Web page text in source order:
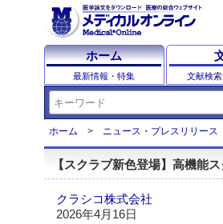
ホーム
最新情報・特集 文献検
ホーム ニュース・プレスリリース
【スクラブ新色登場】高機能
クラシコ株式会社
2026年4月16日